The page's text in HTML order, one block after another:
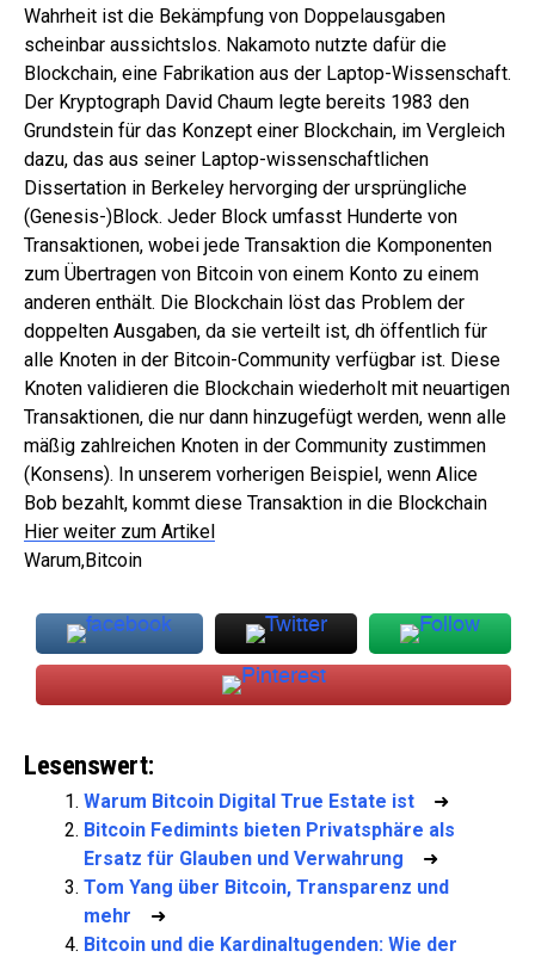
Wahrheit ist die Bekämpfung von Doppelausgaben
scheinbar aussichtslos. Nakamoto nutzte dafür die
Blockchain, eine Fabrikation aus der Laptop-Wissenschaft.
Der Kryptograph David Chaum legte bereits 1983 den
Grundstein für das Konzept einer Blockchain, im Vergleich
dazu, das aus seiner Laptop-wissenschaftlichen
Dissertation in Berkeley hervorging der ursprüngliche
(Genesis-)Block. Jeder Block umfasst Hunderte von
Transaktionen, wobei jede Transaktion die Komponenten
zum Übertragen von Bitcoin von einem Konto zu einem
anderen enthält. Die Blockchain löst das Problem der
doppelten Ausgaben, da sie verteilt ist, dh öffentlich für
alle Knoten in der Bitcoin-Community verfügbar ist. Diese
Knoten validieren die Blockchain wiederholt mit neuartigen
Transaktionen, die nur dann hinzugefügt werden, wenn alle
mäßig zahlreichen Knoten in der Community zustimmen
(Konsens). In unserem vorherigen Beispiel, wenn Alice
Bob bezahlt, kommt diese Transaktion in die Blockchain
Hier weiter zum Artikel
Warum,Bitcoin
Lesenswert:
Warum Bitcoin Digital True Estate ist ➜
Bitcoin Fedimints bieten Privatsphäre als
Ersatz für Glauben und Verwahrung ➜
Tom Yang über Bitcoin, Transparenz und
mehr ➜
Bitcoin und die Kardinaltugenden: Wie der